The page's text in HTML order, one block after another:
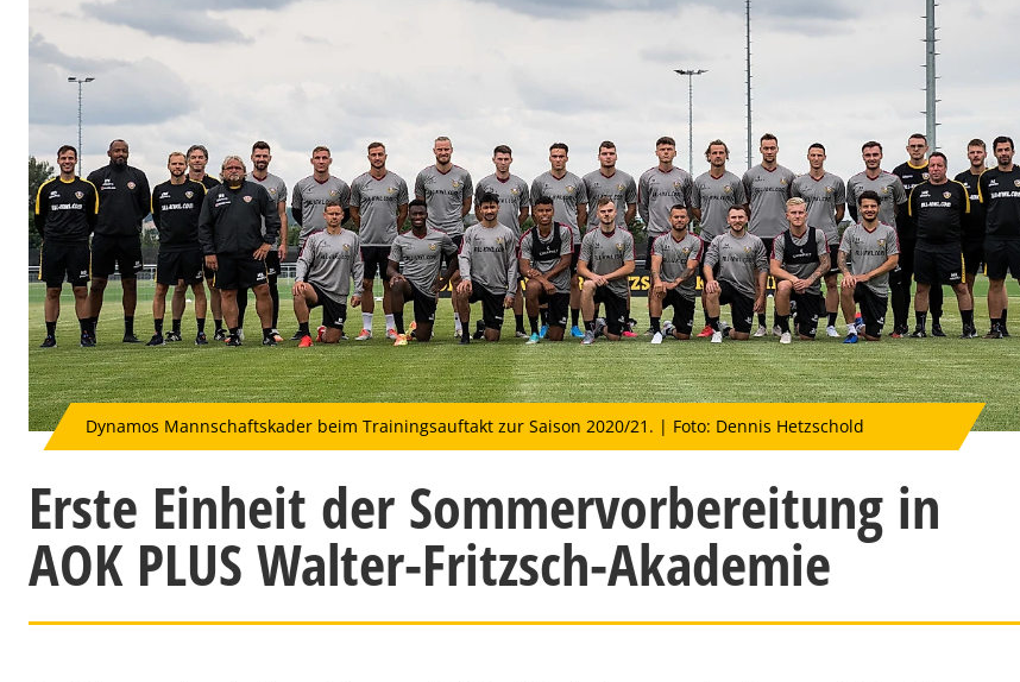
Dynamos Mannschaftskader beim Trainingsauftakt zur Saison 2020/21. | Foto: Dennis Hetzschold
Erste Einheit der Sommervorbereitung in
AOK PLUS Walter-Fritzsch-Akademie